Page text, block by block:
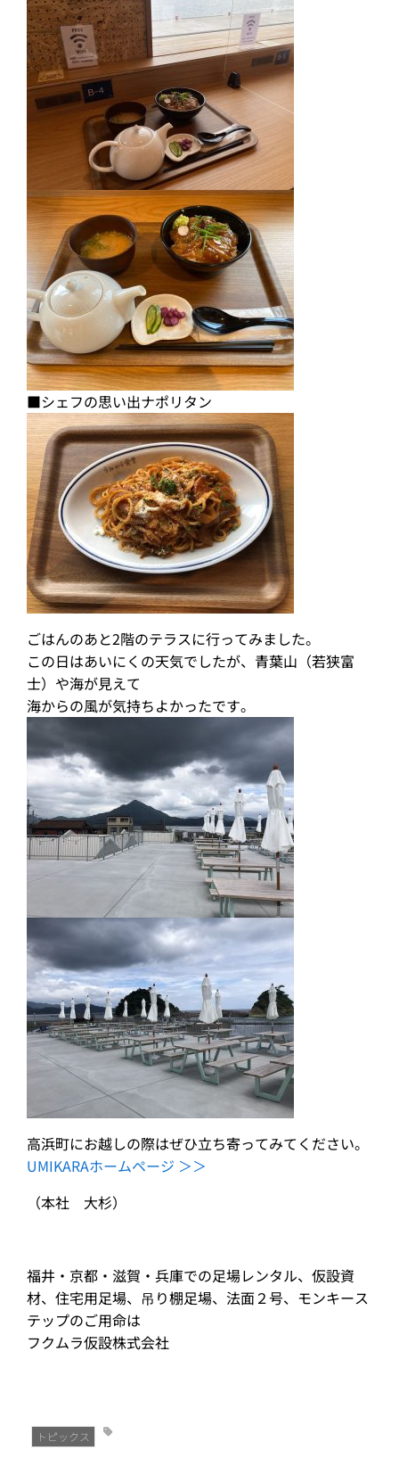
■シェフの思い出ナポリタン
ごはんのあと2階のテラスに行ってみました。
この日はあいにくの天気でしたが、青葉山（若狭富
士）や海が見えて
海からの風が気持ちよかったです。
高浜町にお越しの際はぜひ立ち寄ってみてください。
UMIKARAホームページ ＞＞
（本社 大杉）
福井・京都・滋賀・兵庫での足場レンタル、仮設資
材、住宅用足場、吊り棚足場、法面２号、モンキース
テップのご用命は
フクムラ仮設株式会社
トピックス